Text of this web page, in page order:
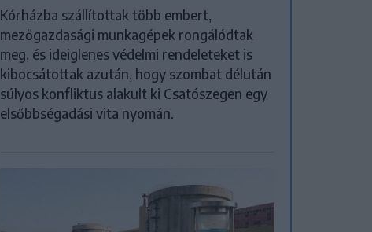
Kórházba szállítottak több embert,
mezőgazdasági munkagépek rongálódtak
meg, és ideiglenes védelmi rendeleteket is
kibocsátottak azután, hogy szombat délután
súlyos konfliktus alakult ki Csatószegen egy
elsőbbségadási vita nyomán.